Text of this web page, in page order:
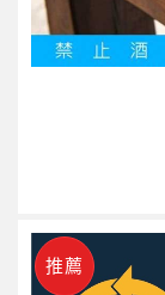
推薦